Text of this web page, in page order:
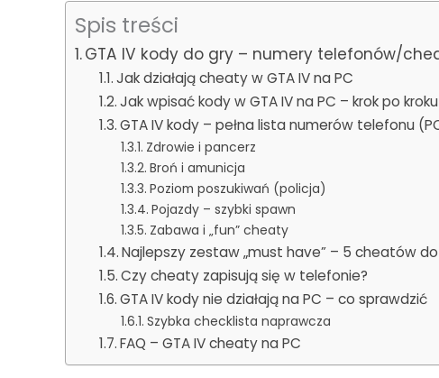
Spis treści
GTA IV kody do gry – numery telefonów/
Jak działają cheaty w GTA IV na PC
Jak wpisać kody w GTA IV na PC – krok po kroku
GTA IV kody – pełna lista numerów telefonu
Zdrowie i pancerz
Broń i amunicja
Poziom poszukiwań (policja)
Pojazdy – szybki spawn
Zabawa i „fun” cheaty
Najlepszy zestaw „must have” – 5 cheatów do
Czy cheaty zapisują się w telefonie?
GTA IV kody nie działają na PC – co sprawdzić
Szybka checklista naprawcza
FAQ – GTA IV cheaty na PC